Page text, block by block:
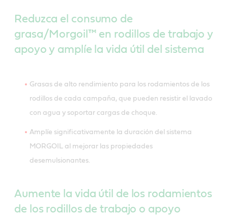
Reduzca el consumo de
grasa/Morgoil™ en rodillos de trabajo y
apoyo y amplíe la vida útil del sistema
Grasas de alto rendimiento para los rodamientos de los
rodillos de cada campaña, que pueden resistir el lavado
con agua y soportar cargas de choque.
Amplíe significativamente la duración del sistema
MORGOIL al mejorar las propiedades
desemulsionantes.
Aumente la vida útil de los rodamientos
de los rodillos de trabajo o apoyo